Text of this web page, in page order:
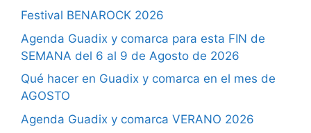
Festival BENAROCK 2026
Agenda Guadix y comarca para esta FIN de
SEMANA del 6 al 9 de Agosto de 2026
Qué hacer en Guadix y comarca en el mes de
AGOSTO
Agenda Guadix y comarca VERANO 2026